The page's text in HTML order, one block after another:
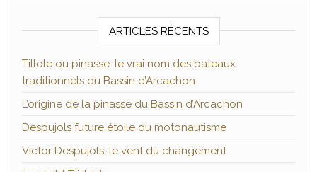
ARTICLES RÉCENTS
Tillole ou pinasse: le vrai nom des bateaux
traditionnels du Bassin d’Arcachon
L’origine de la pinasse du Bassin d’Arcachon
Despujols future étoile du motonautisme
Victor Despujols, le vent du changement